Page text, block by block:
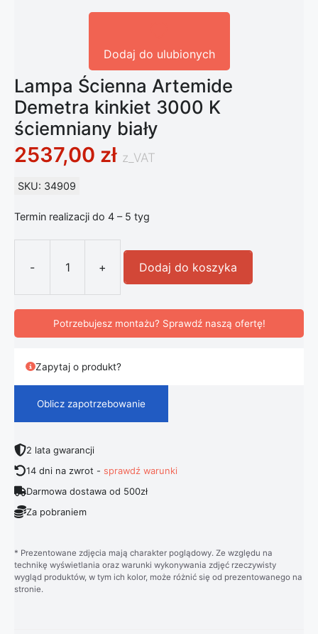
Dodaj do ulubionych
Lampa Ścienna Artemide
Demetra kinkiet 3000 K
ściemniany biały
2537,00 zł z_VAT
SKU: 34909
Termin realizacji do 4 – 5 tyg
-
ilość Lampa Ścienna Artemide
+ Dodaj do koszyka
Potrzebujesz montażu? Sprawdź naszą ofertę!
Zapytaj o produkt?
Oblicz zapotrzebowanie
2 lata gwarancji
14 dni na zwrot -sprawdź warunki
Darmowa dostawa od 500zł
Za pobraniem
* Prezentowane zdjęcia mają charakter poglądowy. Ze względu na
technikę wyświetlania oraz warunki wykonywania zdjęć rzeczywisty
wygląd produktów, w tym ich kolor, może różnić się od prezentowanego na
stronie.